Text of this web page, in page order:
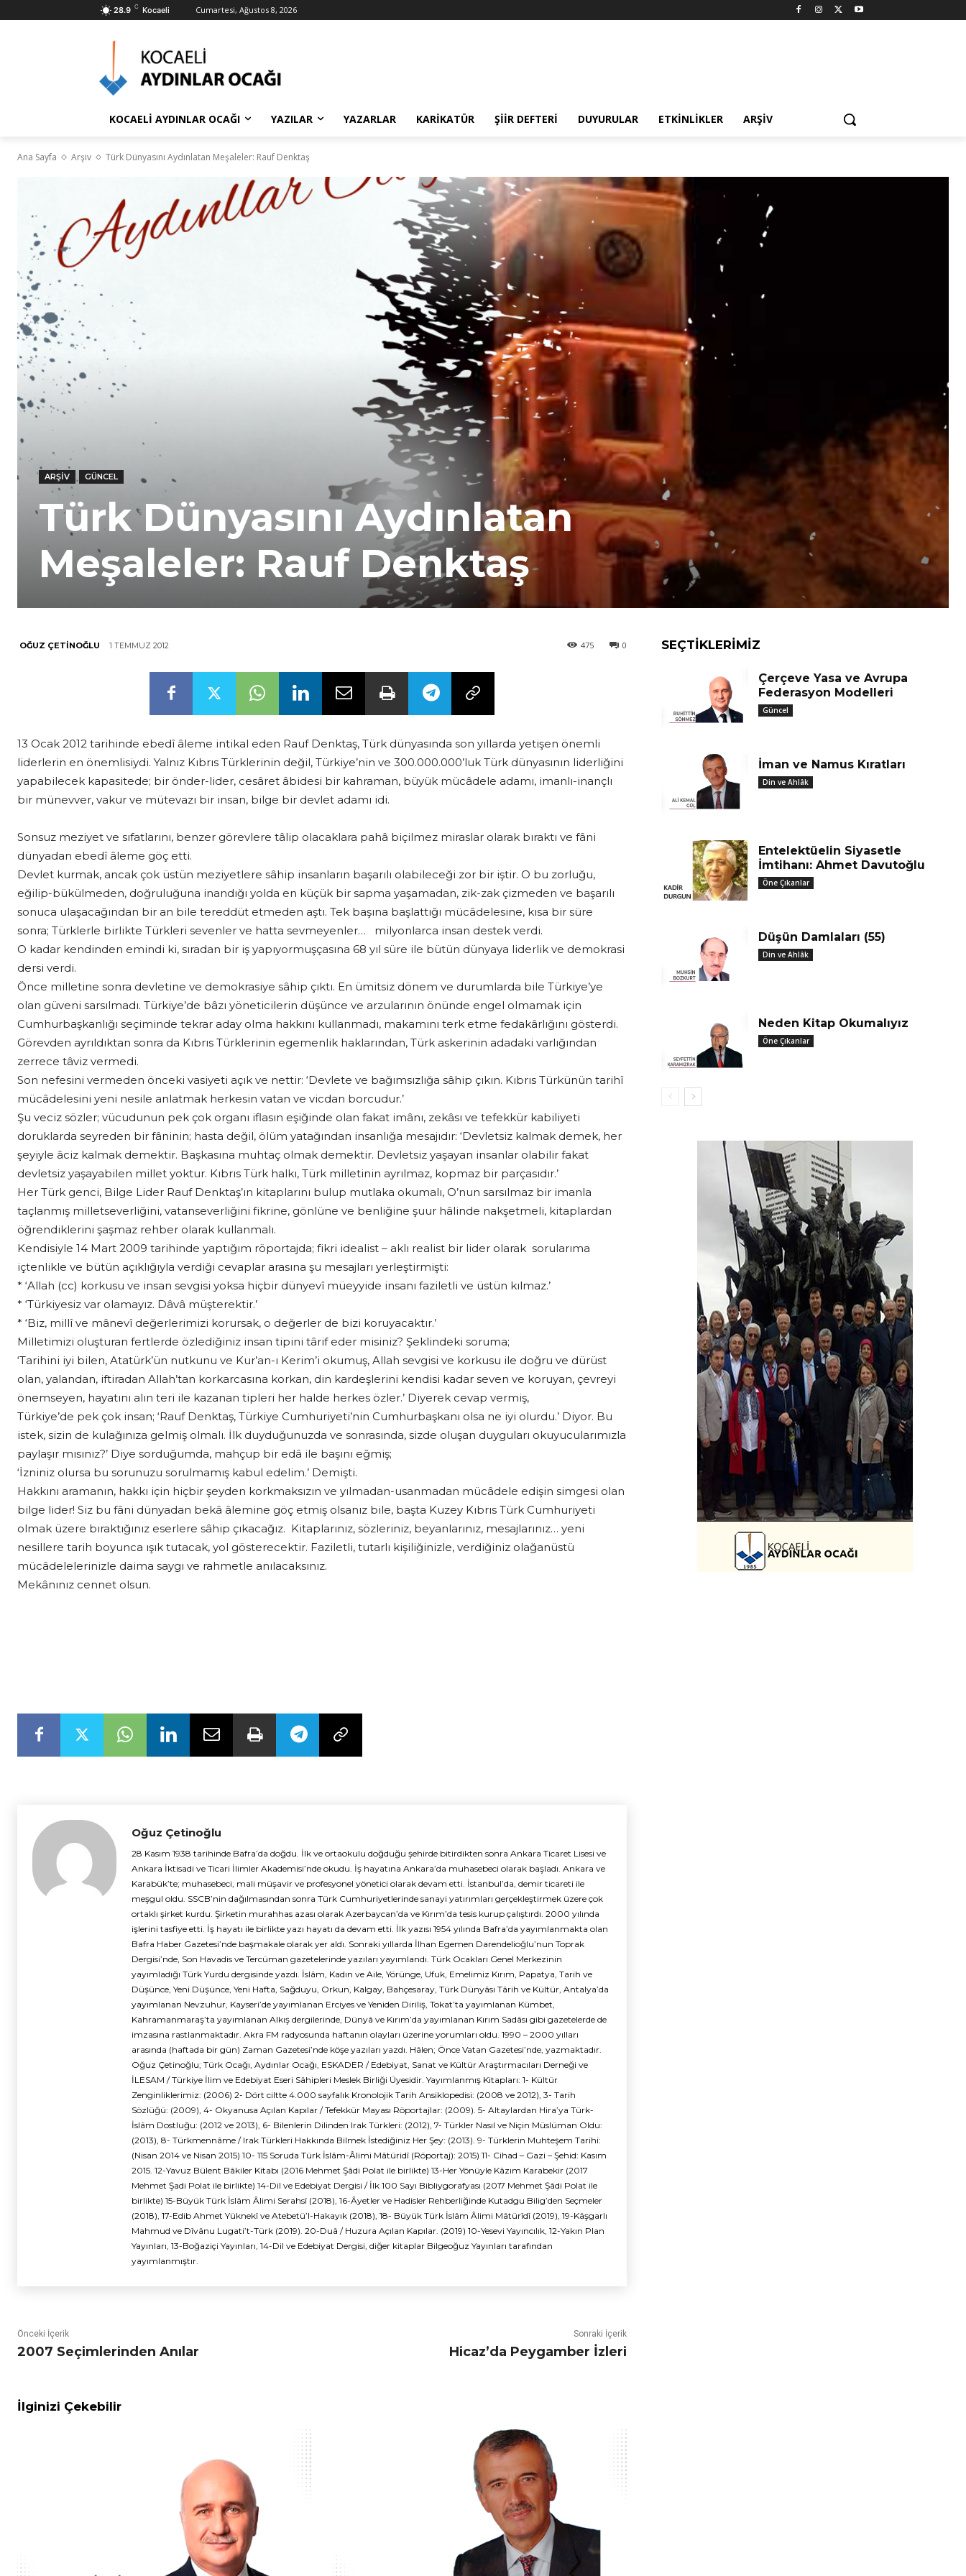
28.9 C Kocaeli Cumartesi, Ağustos 8, 2026
KOCAELİ AYDINLAR OCAĞI YAZILAR YAZARLAR KARIKATÜR ŞIIR DEFTERI DUYURULAR ETKINLIKLER ARŞIV
Ana Sayfa Arşiv Türk Dünyasını Aydınlatan Meşaleler: Rauf Denktaş
ARŞIV GÜNCEL
Türk Dünyasını Aydınlatan
Meşaleler: Rauf Denktaş
OĞUZ ÇETINOĞLU 1 TEMMUZ 2012 0
475
13 Ocak 2012 tarihinde ebedî âleme intikal eden Rauf Denktaş, Türk dünyasında son yıllarda yetişen önemli
liderlerin en önemlisiydi. Yalnız Kıbrıs Türklerinin değil, Türkiye’nin ve 300.000.000’luk Türk dünyasının liderliğini
yapabilecek kapasitede; bir önder-lider, cesâret âbidesi bir kahraman, büyük mücâdele adamı, imanlı-inançlı
bir münevver, vakur ve mütevazı bir insan, bilge bir devlet adamı idi.
Sonsuz meziyet ve sıfatlarını, benzer görevlere tâlip olacaklara pahâ biçilmez miraslar olarak bıraktı ve fâni
dünyadan ebedî âleme göç etti.
Devlet kurmak, ancak çok üstün meziyetlere sâhip insanların başarılı olabileceği zor bir iştir. O bu zorluğu,
eğilip-bükülmeden, doğruluğuna inandığı yolda en küçük bir sapma yaşamadan, zik-zak çizmeden ve başarılı
sonuca ulaşacağından bir an bile tereddüt etmeden aştı. Tek başına başlattığı mücâdelesine, kısa bir süre
sonra; Türklerle birlikte Türkleri sevenler ve hatta sevmeyenler… milyonlarca insan destek verdi.
O kadar kendinden emindi ki, sıradan bir iş yapıyormuşçasına 68 yıl süre ile bütün dünyaya liderlik ve demokrasi
dersi verdi.
Önce milletine sonra devletine ve demokrasiye sâhip çıktı. En ümitsiz dönem ve durumlarda bile Türkiye’ye
olan güveni sarsılmadı. Türkiye’de bâzı yöneticilerin düşünce ve arzularının önünde engel olmamak için
Cumhurbaşkanlığı seçiminde tekrar aday olma hakkını kullanmadı, makamını terk etme fedakârlığını gösterdi.
Görevden ayrıldıktan sonra da Kıbrıs Türklerinin egemenlik haklarından, Türk askerinin adadaki varlığından
zerrece tâviz vermedi.
Son nefesini vermeden önceki vasiyeti açık ve nettir: ‘Devlete ve bağımsızlığa sâhip çıkın. Kıbrıs Türkünün tarihî
mücâdelesini yeni nesile anlatmak herkesin vatan ve vicdan borcudur.’
Şu veciz sözler; vücudunun pek çok organı iflasın eşiğinde olan fakat imânı, zekâsı ve tefekkür kabiliyeti
doruklarda seyreden bir fâninin; hasta değil, ölüm yatağından insanlığa mesajıdır: ‘Devletsiz kalmak demek, her
şeyiyle âciz kalmak demektir. Başkasına muhtaç olmak demektir. Devletsiz yaşayan insanlar olabilir fakat
devletsiz yaşayabilen millet yoktur. Kıbrıs Türk halkı, Türk milletinin ayrılmaz, kopmaz bir parçasıdır.’
Her Türk genci, Bilge Lider Rauf Denktaş’ın kitaplarını bulup mutlaka okumalı, O’nun sarsılmaz bir imanla
taçlanmış milletseverliğini, vatanseverliğini fikrine, gönlüne ve benliğine şuur hâlinde nakşetmeli, kitaplardan
öğrendiklerini şaşmaz rehber olarak kullanmalı.
Kendisiyle 14 Mart 2009 tarihinde yaptığım röportajda; fikri idealist – aklı realist bir lider olarak sorularıma
içtenlikle ve bütün açıklığıyla verdiği cevaplar arasına şu mesajları yerleştirmişti:
* ‘Allah (cc) korkusu ve insan sevgisi yoksa hiçbir dünyevî müeyyide insanı faziletli ve üstün kılmaz.’
* ‘Türkiyesiz var olamayız. Dâvâ müşterektir.’
* ‘Biz, millî ve mânevî değerlerimizi korursak, o değerler de bizi koruyacaktır.’
Milletimizi oluşturan fertlerde özlediğiniz insan tipini târif eder misiniz? Şeklindeki soruma;
‘Tarihini iyi bilen, Atatürk’ün nutkunu ve Kur’an-ı Kerim’i okumuş, Allah sevgisi ve korkusu ile doğru ve dürüst
olan, yalandan, iftiradan Allah’tan korkarcasına korkan, din kardeşlerini kendisi kadar seven ve koruyan, çevreyi
önemseyen, hayatını alın teri ile kazanan tipleri her halde herkes özler.’ Diyerek cevap vermiş,
Türkiye’de pek çok insan; ‘Rauf Denktaş, Türkiye Cumhuriyeti’nin Cumhurbaşkanı olsa ne iyi olurdu.’ Diyor. Bu
istek, sizin de kulağınıza gelmiş olmalı. İlk duyduğunuzda ve sonrasında, sizde oluşan duyguları okuyucularımızla
paylaşır mısınız?’ Diye sorduğumda, mahçup bir edâ ile başını eğmiş;
‘İzniniz olursa bu sorunuzu sorulmamış kabul edelim.’ Demişti.
Hakkını aramanın, hakkı için hiçbir şeyden korkmaksızın ve yılmadan-usanmadan mücâdele edişin simgesi olan
bilge lider! Siz bu fâni dünyadan bekâ âlemine göç etmiş olsanız bile, başta Kuzey Kıbrıs Türk Cumhuriyeti
olmak üzere bıraktığınız eserlere sâhip çıkacağız. Kitaplarınız, sözleriniz, beyanlarınız, mesajlarınız… yeni
nesillere tarih boyunca ışık tutacak, yol gösterecektir. Faziletli, tutarlı kişiliğinizle, verdiğiniz olağanüstü
mücâdelelerinizle daima saygı ve rahmetle anılacaksınız.
Mekânınız cennet olsun.
Oğuz Çetinoğlu
28 Kasım 1938 tarihinde Bafra’da doğdu. İlk ve ortaokulu doğduğu şehirde bitirdikten sonra Ankara Ticaret Lisesi ve
Ankara İktisadi ve Ticari İlimler Akademisi’nde okudu. İş hayatına Ankara’da muhasebeci olarak başladı. Ankara ve
Karabük’te; muhasebeci, mali müşavir ve profesyonel yönetici olarak devam etti. İstanbul’da, demir ticareti ile
meşgul oldu. SSCB’nin dağılmasından sonra Türk Cumhuriyetlerinde sanayi yatırımları gerçekleştirmek üzere çok
ortaklı şirket kurdu. Şirketin murahhas azası olarak Azerbaycan’da ve Kırım’da tesis kurup çalıştırdı. 2000 yılında
işlerini tasfiye etti. İş hayatı ile birlikte yazı hayatı da devam etti. İlk yazısı 1954 yılında Bafra’da yayımlanmakta olan
Bafra Haber Gazetesi’nde başmakale olarak yer aldı. Sonraki yıllarda İlhan Egemen Darendelioğlu’nun Toprak
Dergisi’nde, Son Havadis ve Tercüman gazetelerinde yazıları yayımlandı. Türk Ocakları Genel Merkezinin
yayımladığı Türk Yurdu dergisinde yazdı. İslâm, Kadın ve Aile, Yörünge, Ufuk, Emelimiz Kırım, Papatya, Tarih ve
Düşünce, Yeni Düşünce, Yeni Hafta, Sağduyu, Orkun, Kalgay, Bahçesaray, Türk Dünyâsı Târih ve Kültür, Antalya’da
yayımlanan Nevzuhur, Kayseri’de yayımlanan Erciyes ve Yeniden Diriliş, Tokat’ta yayımlanan Kümbet,
Kahramanmaraş’ta yayımlanan Alkış dergilerinde, Dünyâ ve Kırım’da yayımlanan Kırım Sadâsı gibi gazetelerde de
imzasına rastlanmaktadır. Akra FM radyosunda haftanın olayları üzerine yorumları oldu. 1990 – 2000 yılları
arasında (haftada bir gün) Zaman Gazetesi’nde köşe yazıları yazdı. Hâlen; Önce Vatan Gazetesi’nde, yazmaktadır.
Oğuz Çetinoğlu; Türk Ocağı, Aydınlar Ocağı, ESKADER / Edebiyat, Sanat ve Kültür Araştırmacıları Derneği ve
İLESAM / Türkiye İlim ve Edebiyat Eseri Sâhipleri Meslek Birliği Üyesidir. Yayımlanmış Kitapları: 1- Kültür
Zenginliklerimiz: (2006) 2- Dört ciltte 4.000 sayfalık Kronolojik Tarih Ansiklopedisi: (2008 ve 2012), 3- Tarih
Sözlüğü: (2009), 4- Okyanusa Açılan Kapılar / Tefekkür Mayası Röportajlar: (2009). 5- Altaylardan Hira’ya Türk-
İslâm Dostluğu: (2012 ve 2013), 6- Bilenlerin Dilinden Irak Türkleri: (2012), 7- Türkler Nasıl ve Niçin Müslüman Oldu:
(2013), 8- Türkmennâme / Irak Türkleri Hakkında Bilmek İstediğiniz Her Şey: (2013). 9- Türklerin Muhteşem Tarihi:
(Nisan 2014 ve Nisan 2015) 10- 115 Soruda Türk İslâm-Âlimi Mâtüridî (Röportaj): 2015) 11- Cihad – Gazi – Şehid: Kasım
2015. 12-Yavuz Bülent Bâkiler Kitabı (2016 Mehmet Şâdi Polat ile birlikte) 13-Her Yönüyle Kâzım Karabekir (2017
Mehmet Şadi Polat ile birlikte) 14-Dil ve Edebiyat Dergisi / İlk 100 Sayı Bibliygorafyası (2017 Mehmet Şâdi Polat ile
birlikte) 15-Büyük Türk İslâm Âlimi Serahsî (2018), 16-Âyetler ve Hadisler Rehberliğinde Kutadgu Bilig’den Seçmeler
(2018), 17-Edib Ahmet Yüknekî ve Atebetü’l-Hakayık (2018), 18- Büyük Türk İslâm Âlimi Mâtürîdî (2019), 19-Kâşgarlı
Mahmud ve Dîvânu Lugati’t-Türk (2019). 20-Duâ / Huzura Açılan Kapılar. (2019) 10-Yesevi Yayıncılık, 12-Yakın Plan
Yayınları, 13-Boğaziçi Yayınları, 14-Dil ve Edebiyat Dergisi, diğer kitaplar Bilgeoğuz Yayınları tarafından
yayımlanmıştır.
Önceki İçerik
2007 Seçimlerinden Anılar
Sonraki İçerik
Hicaz’da Peygamber İzleri
İlginizi Çekebilir
SEÇTIKLERIMIZ
Çerçeve Yasa ve Avrupa
Federasyon Modelleri
Güncel
İman ve Namus Kıratları
Din ve Ahlâk
Entelektüelin Siyasetle
İmtihanı: Ahmet Davutoğlu
Öne Çıkanlar
Düşün Damlaları (55)
Din ve Ahlâk
Neden Kitap Okumalıyız
Öne Çıkanlar